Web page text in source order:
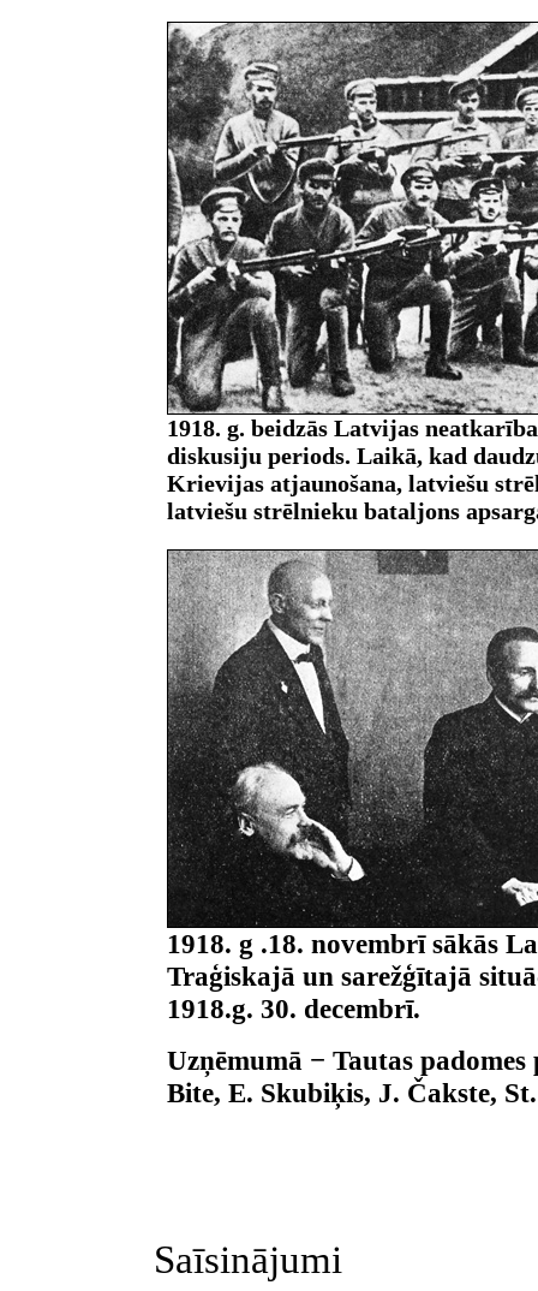
1918. g. beidzās Latvijas
diskusiju periods. Laikā, kad
Krievijas atjaunošana, latviešu
latviešu strēlnieku bataljons
1918. g .18. novembrī sākās
Traģiskajā un sarežģītajā
1918.g. 30. decembrī.
Uzņēmumā − Tautas
Bite, E. Skubiķis, J. Čakste,
Saīsinājumi